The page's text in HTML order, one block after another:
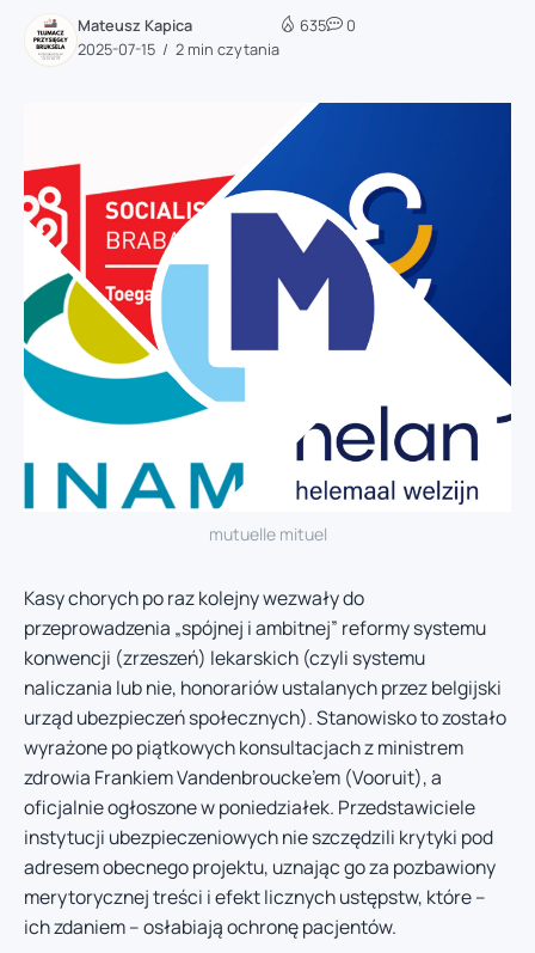
Mateusz Kapica
2025-07-15
2 min czytania
635 0
mutuelle mituel
Kasy chorych po raz kolejny wezwały do
przeprowadzenia „spójnej i ambitnej” reformy systemu
konwencji (zrzeszeń) lekarskich (czyli systemu
naliczania lub nie, honorariów ustalanych przez belgijski
urząd ubezpieczeń społecznych). Stanowisko to zostało
wyrażone po piątkowych konsultacjach z ministrem
zdrowia Frankiem Vandenbroucke’em (Vooruit), a
oficjalnie ogłoszone w poniedziałek. Przedstawiciele
instytucji ubezpieczeniowych nie szczędzili krytyki pod
adresem obecnego projektu, uznając go za pozbawiony
merytorycznej treści i efekt licznych ustępstw, które –
ich zdaniem – osłabiają ochronę pacjentów.